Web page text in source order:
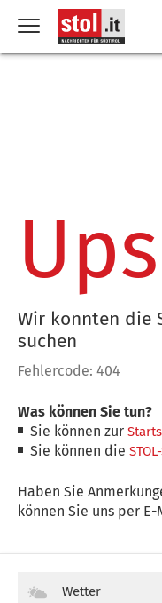
Wir konnten die
suchen
Fehlercode: 404
Was können Sie tun?
Sie können zur
Sie können die
Haben Sie
können Sie uns per E-
Wetter